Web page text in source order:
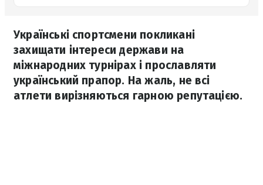
Українські спортсмени покликані
захищати інтереси держави на
міжнародних турнірах і прославляти
український прапор. На жаль, не всі
атлети вирізняються гарною репутацією.